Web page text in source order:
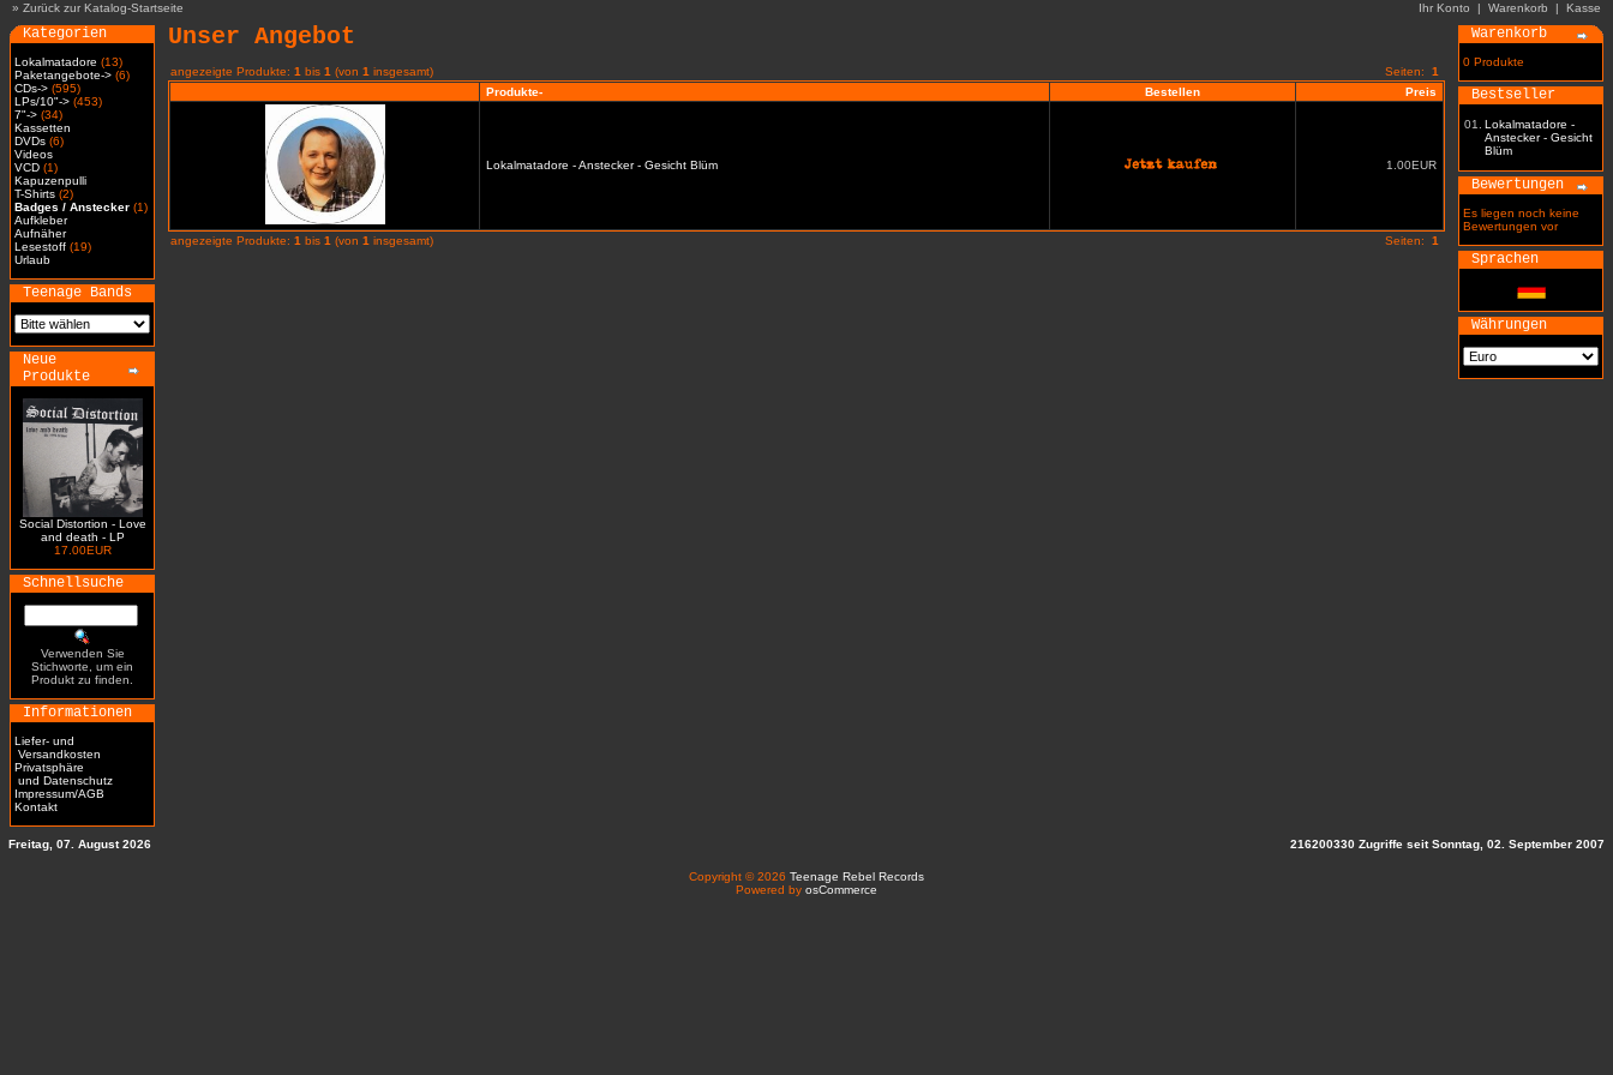
» Zurück zur Katalog-Startseite Ihr Konto | Warenkorb | Kasse
Kategorien
Lokalmatadore (13)
Paketangebote-> (6)
CDs-> (595)
LPs/10"-> (453)
7"-> (34)
Kassetten
DVDs (6)
Videos
VCD (1)
Kapuzenpulli
T-Shirts (2)
Badges / Anstecker (1)
Aufkleber
Aufnäher
Lesestoff (19)
Urlaub
Teenage Bands
Neue
Produkte
Social Distortion - Love
and death - LP
17.00EUR
Schnellsuche
Verwenden Sie
Stichworte, um ein
Produkt zu finden.
Informationen
Liefer- und
Versandkosten
Privatsphäre
und Datenschutz
Impressum/AGB
Kontakt
Unser Angebot
angezeigte Produkte: 1 bis 1 (von 1 insgesamt) Seiten: 1
Produkte-
Bestellen Preis
Lokalmatadore - Anstecker - Gesicht Blüm 1.00EUR
angezeigte Produkte: 1 bis 1 (von 1 insgesamt) Seiten: 1
Warenkorb
0 Produkte
Bestseller
01.
Lokalmatadore -
Anstecker - Gesicht
Blüm
Bewertungen
Es liegen noch keine
Bewertungen vor
Sprachen
Währungen
Freitag, 07. August 2026 216200330 Zugriffe seit Sonntag, 02. September 2007
Copyright © 2026 Teenage Rebel Records
Powered by osCommerce